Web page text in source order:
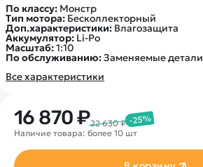
По классу: Монстр
Тип мотора: Бесколлекторный
Доп.характеристики: Влагозащита
Аккумулятор: Li-Po
Масштаб:1:10
По обслуживанию:Заменяемые детали
Все характеристики
16 870 ₽22 630 ₽ -25%
Наличие товара: более 10 шт